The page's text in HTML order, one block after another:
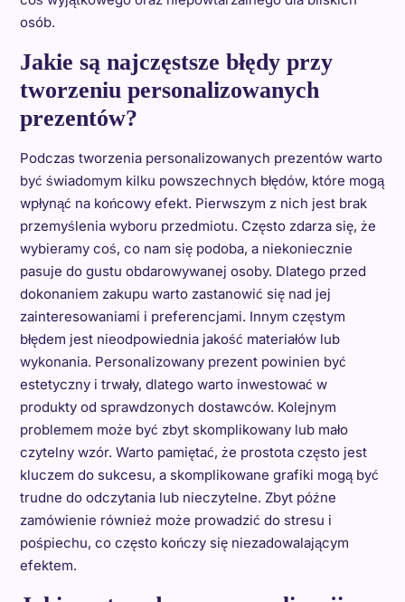
osób.
Jakie są najczęstsze błędy przy
tworzeniu personalizowanych
prezentów?
Podczas tworzenia personalizowanych prezentów warto
być świadomym kilku powszechnych błędów, które mogą
wpłynąć na końcowy efekt. Pierwszym z nich jest brak
przemyślenia wyboru przedmiotu. Często zdarza się, że
wybieramy coś, co nam się podoba, a niekoniecznie
pasuje do gustu obdarowywanej osoby. Dlatego przed
dokonaniem zakupu warto zastanowić się nad jej
zainteresowaniami i preferencjami. Innym częstym
błędem jest nieodpowiednia jakość materiałów lub
wykonania. Personalizowany prezent powinien być
estetyczny i trwały, dlatego warto inwestować w
produkty od sprawdzonych dostawców. Kolejnym
problemem może być zbyt skomplikowany lub mało
czytelny wzór. Warto pamiętać, że prostota często jest
kluczem do sukcesu, a skomplikowane grafiki mogą być
trudne do odczytania lub nieczytelne. Zbyt późne
zamówienie również może prowadzić do stresu i
pośpiechu, co często kończy się niezadowalającym
efektem.